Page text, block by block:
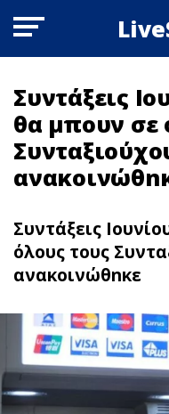
Συντάξεις
θα μπουν σε
Συντάξεις
όλους τους
ανακοινώθnκε